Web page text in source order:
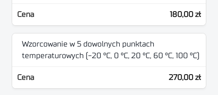
180,00 zł
Wzorcowanie w 5 dowolnych punktach
temperaturowych (-20 °C, 0 °C, 20 °C, 60 °C, 100 °C)
270,00 zł